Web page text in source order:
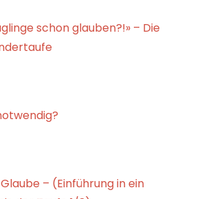
schon glauben?!» – Die
– (Einführung in ein